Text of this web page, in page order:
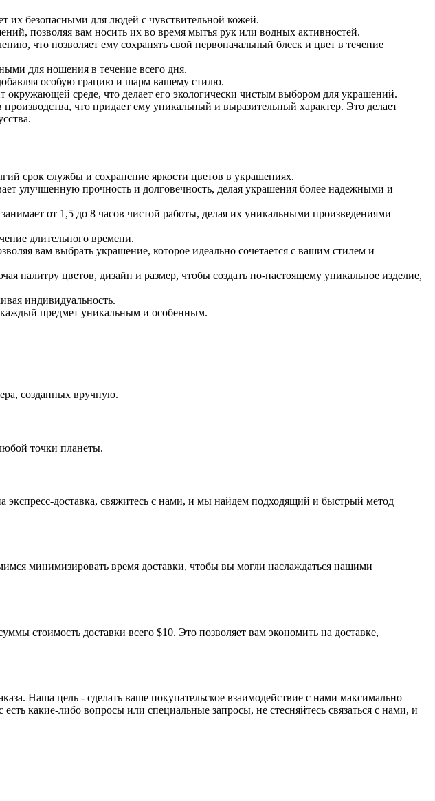
их безопасными для людей с чувствительной кожей.
позволяя вам носить их во время мытья рук или водных активностей.
что позволяет ему сохранять свой первоначальный блеск и цвет в течение
для ношения в течение всего дня.
особую грацию и шарм вашему стилю.
окружающей среде, что делает его экологически чистым выбором для украшений.
что придает ему уникальный и выразительный характер. Это делает
срок службы и сохранение яркости цветов в украшениях.
улучшенную прочность и долговечность, делая украшения более надежными и
от 1,5 до 8 часов чистой работы, делая их уникальными произведениями
длительного времени.
вам выбрать украшение, которое идеально сочетается с вашим стилем и
палитру цветов, дизайн и размер, чтобы создать по-настоящему уникальное изделие,
индивидуальность.
каждый предмет уникальным и особенным.
созданных вручную.
точки планеты.
доставка, свяжитесь с нами, и мы найдем подходящий и быстрый метод
минимизировать время доставки, чтобы вы могли наслаждаться нашими
стоимость доставки всего $10. Это позволяет вам экономить на доставке,
Наша цель - сделать ваше покупательское взаимодействие с нами максимально
какие-либо вопросы или специальные запросы, не стесняйтесь связаться с нами, и